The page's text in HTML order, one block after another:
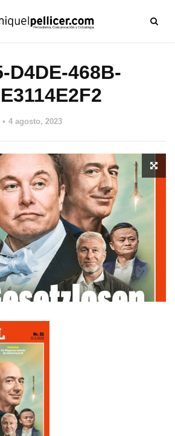
D4DE-468B-
4 agosto, 2023